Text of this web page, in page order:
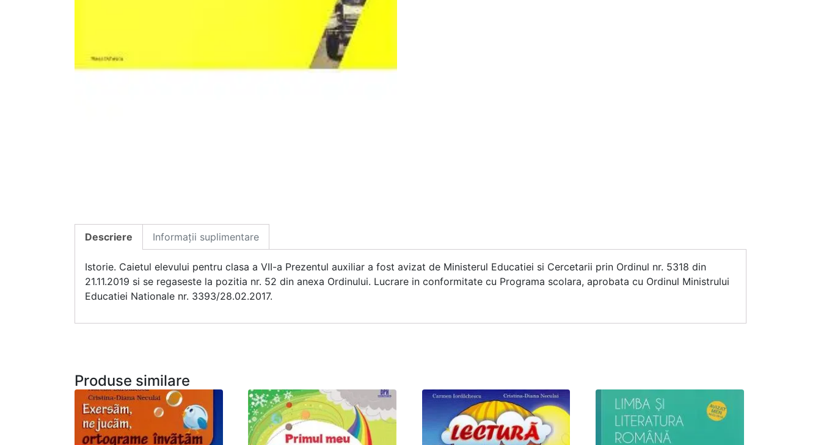
Descriere Informații suplimentare
Istorie. Caietul elevului pentru clasa a VII-a Prezentul auxiliar a fost avizat de Ministerul Educatiei si Cercetarii prin Ordinul nr. 5318 din
21.11.2019 si se regaseste la pozitia nr. 52 din anexa Ordinului. Lucrare in conformitate cu Programa scolara, aprobata cu Ordinul Ministrului
Educatiei Nationale nr. 3393/28.02.2017.
Produse similare